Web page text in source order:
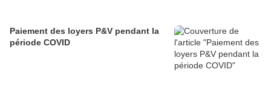
Paiement des loyers P&V pendant la
période COVID